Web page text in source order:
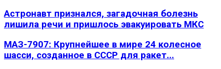
Астронавт признался, загадочная болезнь
лишила речи и пришлось эвакуировать МКС
МАЗ-7907: Крупнейшее в мире 24 колесное
шасси, созданное в СССР для ракет...